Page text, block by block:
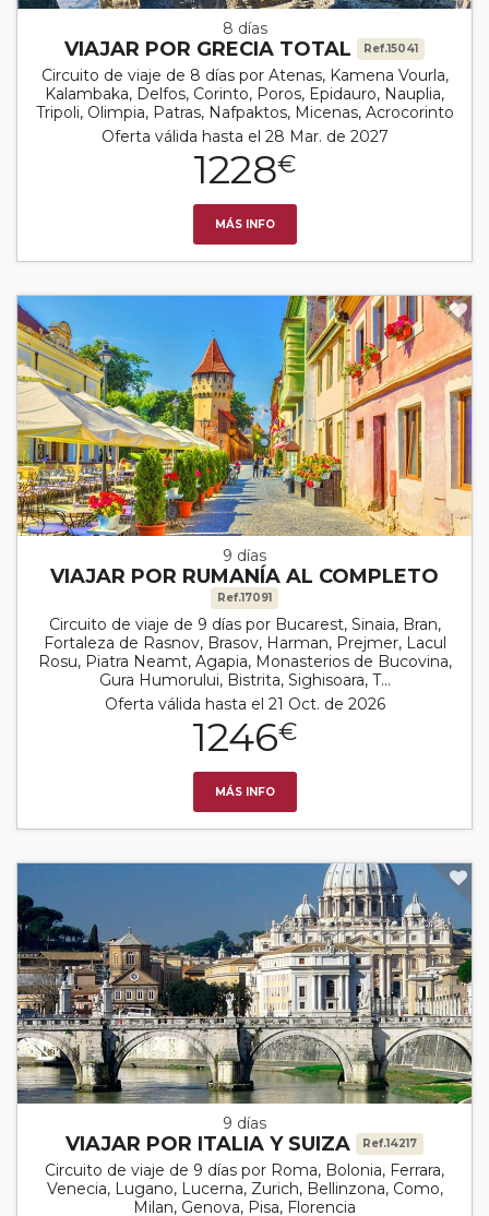
8 días
VIAJAR POR GRECIA TOTAL Ref.15041
Circuito de viaje de 8 días por Atenas, Kamena Vourla,
Kalambaka, Delfos, Corinto, Poros, Epidauro, Nauplia,
Tripoli, Olimpia, Patras, Nafpaktos, Micenas, Acrocorinto
Oferta válida hasta el 28 Mar. de 2027
1228€
MÁS INFO
9 días
VIAJAR POR RUMANÍA AL COMPLETO
Ref.17091
Circuito de viaje de 9 días por Bucarest, Sinaia, Bran,
Fortaleza de Rasnov, Brasov, Harman, Prejmer, Lacul
Rosu, Piatra Neamt, Agapia, Monasterios de Bucovina,
Gura Humorului, Bistrita, Sighisoara, T...
Oferta válida hasta el 21 Oct. de 2026
1246€
MÁS INFO
9 días
VIAJAR POR ITALIA Y SUIZA Ref.14217
Circuito de viaje de 9 días por Roma, Bolonia, Ferrara,
Venecia, Lugano, Lucerna, Zurich, Bellinzona, Como,
Milan, Genova, Pisa, Florencia